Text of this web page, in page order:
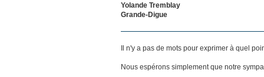
Yolande Tremblay
Grande-Digue
Il n'y a pas de mots pour exprimer à quel
Nous espérons simplement que notre